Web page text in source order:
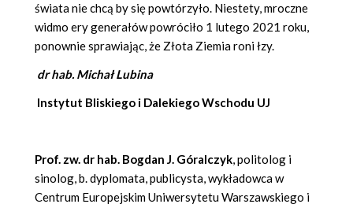
świata nie chcą by się powtórzyło. Niestety, mroczne
widmo ery generałów powróciło 1 lutego 2021 roku,
ponownie sprawiając, że Złota Ziemia roni łzy.
dr hab. Michał Lubina
Instytut Bliskiego i Dalekiego Wschodu UJ
Prof. zw. dr hab. Bogdan J. Góralczyk, politolog i
sinolog, b. dyplomata, publicysta, wykładowca w
Centrum Europejskim Uniwersytetu Warszawskiego i